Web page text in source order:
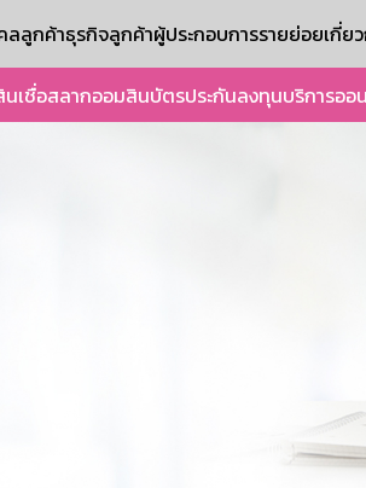
ลลูกค้าธุรกิจลูกค้าผู้ประกอบการรายย่อยเกี่ย
นเชื่อสลากออมสินบัตรประกันลงทุนบริการออ